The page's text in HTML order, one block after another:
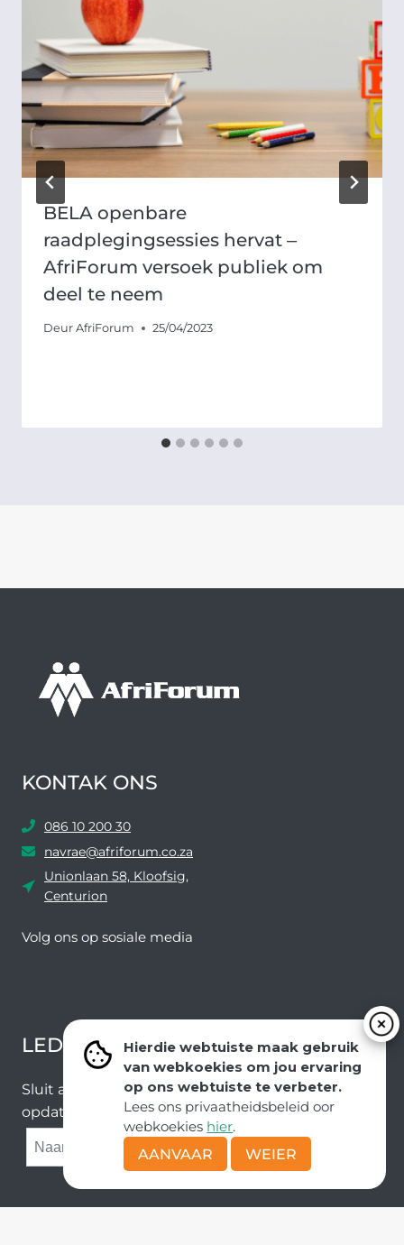
Hierdie webtuiste maak gebruik
van webkoekies om jou ervaring
op ons webtuiste te verbeter.
Lees ons privaatheidsbeleid oor
webkoekies hier.
AANVAAR
WEIER
BELA openbare
raadplegingsessies hervat ‒
AfriForum versoek publiek om
deel te neem
Deur AfriForum 25/04/2023
KONTAK ONS
086 10 200 30
navrae@afriforum.co.za
Unionlaan 58, Kloofsig,
Centurion
Volg ons ​​op sosiale media
LEDEVOORDELE NUUSBRIEF
Sluit aan by ons e-poslys om die nuutste nuus en
opdaterings van ons span te ontvang.